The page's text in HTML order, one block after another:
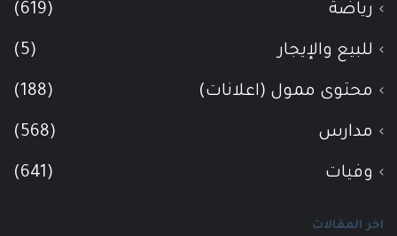
رياضة (619)
للبيع والإيجار (5)
محتوى ممول (اعلانات) (188)
مدارس (568)
وفيات (641)
اخر المقالات